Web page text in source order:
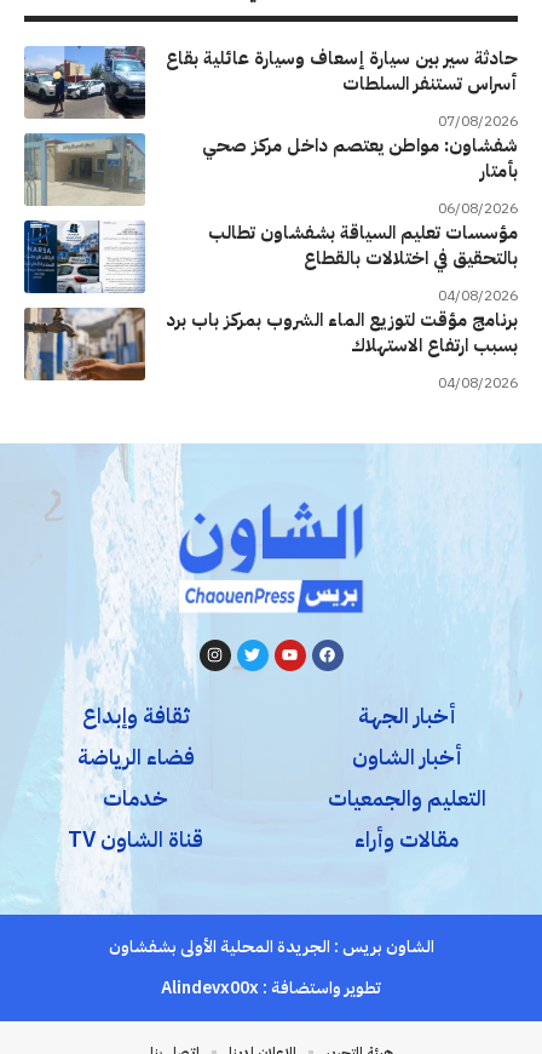
حادثة سير بين سيارة إسعاف وسيارة عائلية بقاع
أسراس تستنفر السلطات
07/08/2026
شفشاون: مواطن يعتصم داخل مركز صحي
بأمتار
06/08/2026
مؤسسات تعليم السياقة بشفشاون تطالب
بالتحقيق في اختلالات بالقطاع
04/08/2026
برنامج مؤقت لتوزيع الماء الشروب بمركز باب برد
بسبب ارتفاع الاستهلاك
04/08/2026
أخبار الجهة
أخبار الشاون
التعليم والجمعيات
مقالات وأراء
ثقافة وإبداع
فضاء الرياضة
خدمات
قناة الشاون TV
الشاون بريس : الجريدة المحلية الأولى بشفشاون
تطوير واستضافة : Alindevx00x